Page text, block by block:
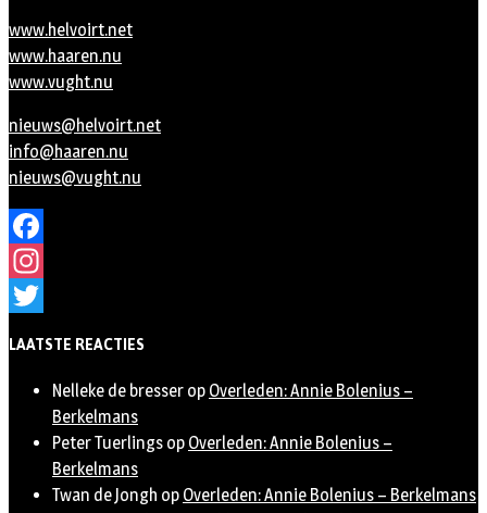
www.helvoirt.net
www.haaren.nu
www.vught.nu
nieuws@helvoirt.net
info@haaren.nu
nieuws@vught.nu
Facebook
Instagram
LAATSTE REACTIES
Nelleke de bresser op Overleden: Annie Bolenius –
Berkelmans
Peter Tuerlings op Overleden: Annie Bolenius –
Berkelmans
Twan de Jongh op Overleden: Annie Bolenius – Berkelmans